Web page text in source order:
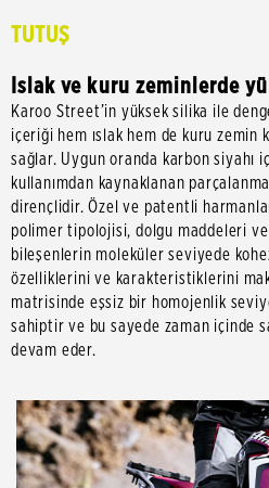
TUTUŞ
Islak ve kuru zeminlerde
Karoo Street’in yüksek silika ile
içeriği hem ıslak hem de kuru zemin
sağlar. Uygun oranda karbon siyahı
kullanımdan kaynaklanan
dirençlidir. Özel ve patentli
polimer tipolojisi, dolgu maddeleri
bileşenlerin moleküler seviyede
özelliklerini ve karakteristiklerini
matrisinde eşsiz bir homojenlik
sahiptir ve bu sayede zaman içinde
devam eder.